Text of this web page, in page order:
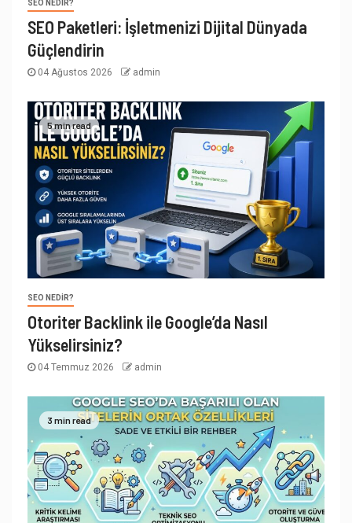
SEO NEDIR?
SEO Paketleri: İşletmenizi Dijital Dünyada
Güçlendirin
04 Ağustos 2026 admin
5 min read
SEO NEDIR?
Otoriter Backlink ile Google’da Nasıl
Yükselirsiniz?
04 Temmuz 2026 admin
3 min read